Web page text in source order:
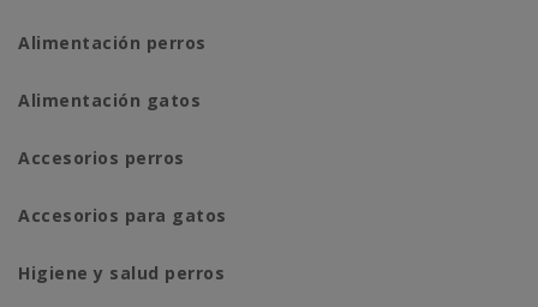
Alimentación perros
Alimentación gatos
Accesorios perros
Accesorios para gatos
Higiene y salud perros